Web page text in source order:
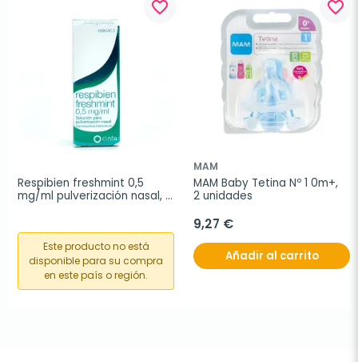
favorite_border
Respibien freshmint 0,5
mg/ml pulverización nasal,
Este producto no está
disponible para su compra
en este país o región.
favorite_border
MAM
MAM Baby Tetina Nº 1 0m+,
2 unidades
9,27 €
Añadir al carrito